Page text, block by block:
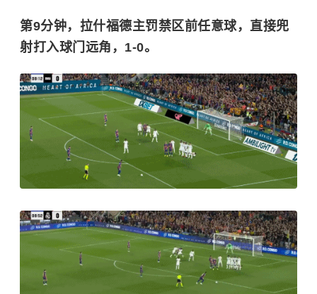
第9分钟，拉什福德主罚禁区前任意球，直接兜
射打入球门远角，1-0。